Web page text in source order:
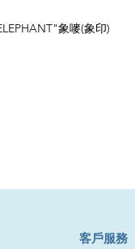
象嘜(象印)
​客戶服務